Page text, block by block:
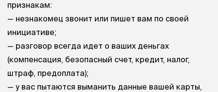
признакам:
— незнакомец звонит или пишет вам по своей
инициативе;
— разговор всегда идет о ваших деньгах
(компенсация, безопасный счет, кредит, налог,
штраф, предоплата);
— у вас пытаются выманить данные вашей карты,